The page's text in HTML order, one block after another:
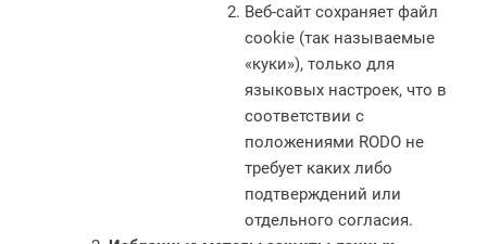
Веб-сайт сохраняет файл
cookie (так называемые
«куки»), только для
языковых настроек, что в
соответствии с
положениями RODO не
требует каких либо
подтверждений или
отдельного согласия.